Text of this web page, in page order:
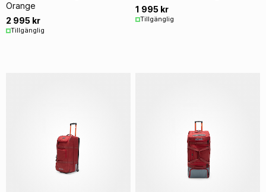
Orange
2 995 kr
Tillgänglig
1 995 kr
Tillgänglig